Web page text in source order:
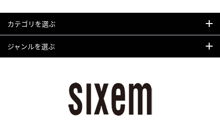
カテゴリを選ぶ
ジャンルを選ぶ